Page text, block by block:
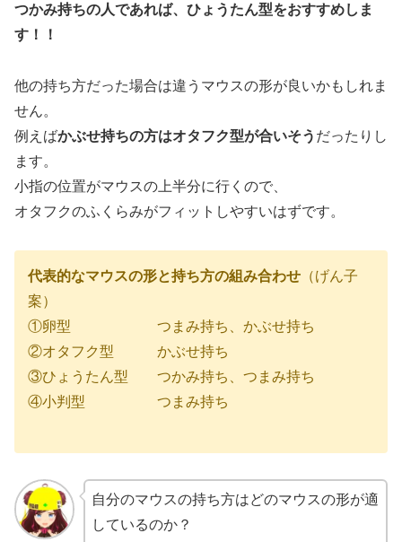
つかみ持ちの人であれば、ひょうたん型をおすすめしま
す！！
他の持ち方だった場合は違うマウスの形が良いかもしれま
せん。
例えばかぶせ持ちの方はオタフク型が合いそう だったりし
ます。
小指の位置がマウスの上半分に行くので、
オタフクのふくらみがフィットしやすいはずです。
代表的なマウスの形と持ち方の組み合わせ （げん子
案）
①卵型 つまみ持ち、かぶせ持ち
②オタフク型 かぶせ持ち
③ひょうたん型 つかみ持ち、つまみ持ち
④小判型 つまみ持ち
自分のマウスの持ち方はどのマウスの形が適
しているのか？